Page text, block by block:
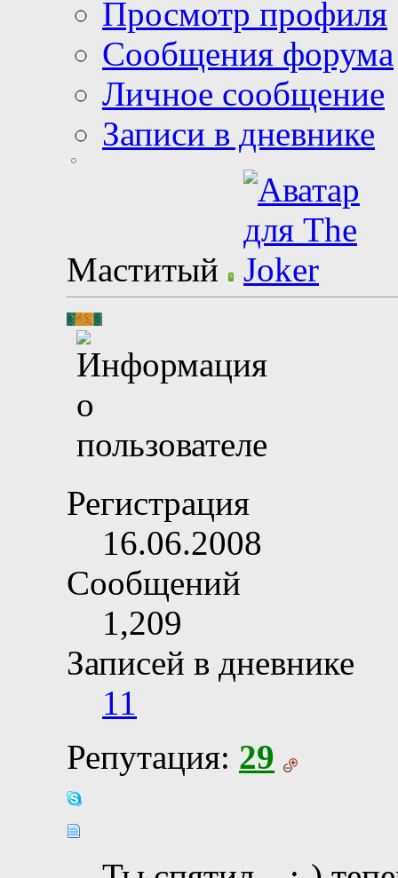
Просмотр профиля
Сообщения форума
Личное сообщение
Записи в дневнике
Маститый
Регистрация
16.06.2008
Сообщений
1,209
Записей в дневнике
11
Репутация: 29